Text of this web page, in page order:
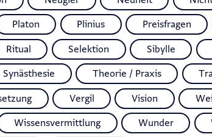
Platon Plinius Preisfragen
Ritual Selektion Sibylle
Synästhesie Theorie / Praxis
Vergil Vision
Wissensvermittlung Wunder